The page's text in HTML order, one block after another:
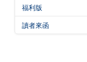
福利版
讀者來函